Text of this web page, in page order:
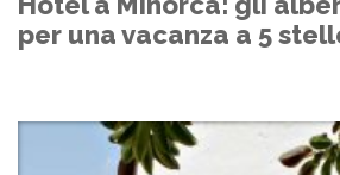
per una vacanza a 5